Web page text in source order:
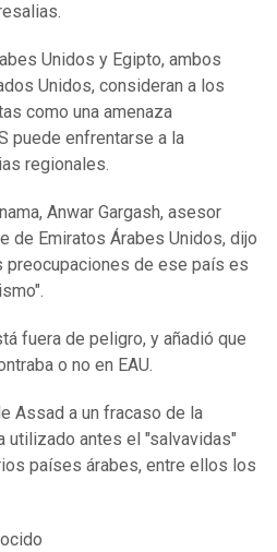
Unidos y Egipto, ambos
Unidos, consideran a los
como una amenaza
puede enfrentarse a la
regionales.
Anwar Gargash, asesor
de Emiratos Árabes Unidos, dijo
preocupaciones de ese país es
fuera de peligro, y añadió que
o no en EAU.
Assad a un fracaso de la
utilizado antes el "salvavidas"
países árabes, entre ellos los